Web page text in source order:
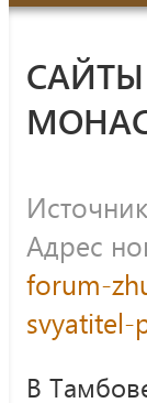
Адрес
forum-
В